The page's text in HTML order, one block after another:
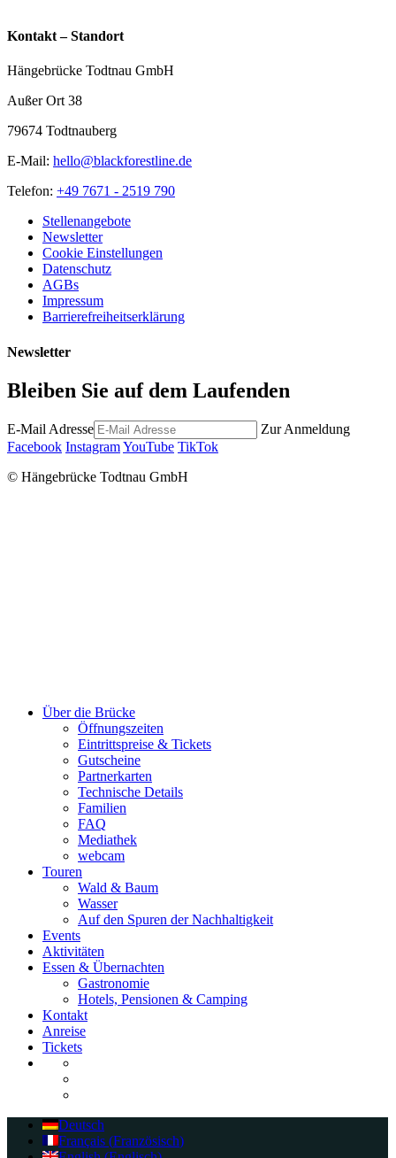
Kontakt – Standort
Hängebrücke Todtnau GmbH
Außer Ort 38
79674 Todtnauberg
E-Mail: hello@blackforestline.de
Telefon: +49 7671 - 2519 790
Stellenangebote
Newsletter
Cookie Einstellungen
Datenschutz
AGBs
Impressum
Barrierefreiheitserklärung
Newsletter
Bleiben Sie auf dem Laufenden
E-Mail Adresse
Zur Anmeldung
Facebook InstagramYouTube TikTok
© Hängebrücke Todtnau GmbH
Close
Über die Brücke
Öffnungszeiten
Eintrittspreise & Tickets
Gutscheine
Partnerkarten
Technische Details
Familien
FAQ
Mediathek
webcam
Touren
Wald & Baum
Wasser
Auf den Spuren der Nachhaltigkeit
Events
Aktivitäten
Essen & Übernachten
Gastronomie
Hotels, Pensionen & Camping
Kontakt
Anreise
Tickets
Deutsch
Français (Französisch)